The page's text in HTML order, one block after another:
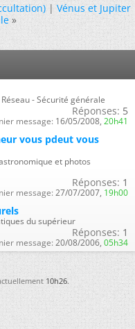
|Vénus et Jupiter
»
- Sécurité générale
Réponses: 5
message: 16/05/2008, 20h41
vous pdeut vous
et photos
Réponses: 1
message: 27/07/2007, 19h00
du supérieur
Réponses: 1
message: 20/08/2006, 05h34
10h26.